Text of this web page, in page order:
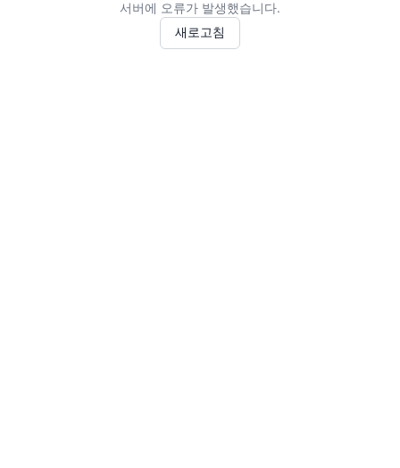
서버에 오류가 발생했습니다.
새로고침